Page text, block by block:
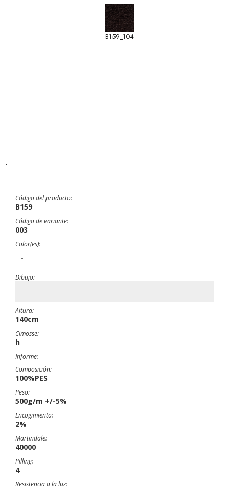
B159_104
-
Código del producto:
B159
Código de variante:
003
Color(es):
-
Dibujo:
-
Altura:
140cm
Cimosse:
h
Informe:
Composición:
100%PES
Peso:
500g/m +/-5%
Encogimiento:
2%
Martindale:
40000
Pilling:
4
Resistencia a la luz: